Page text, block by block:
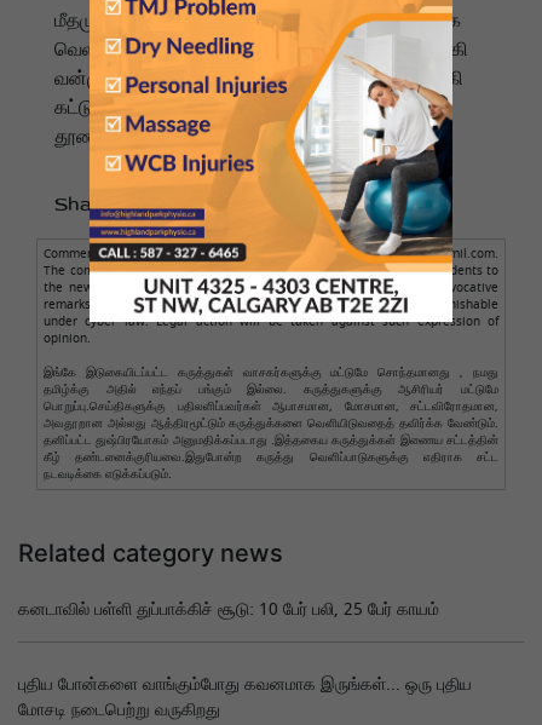
மீதமுள்ள மாணவர்களும் ஊழியர்களும் பாதுகாப்பாக
வெளியேற்றப்பட்டனர். கனடாவில் சமீபத்தில் துப்பாக்கி
வன்முறை அதிகரித்திருப்பது கடுமையான துப்பாக்கி
கட்டுப்பாட்டுச் சட்டங்களுக்கான கோரிக்கைகளைத்
தூண்டியுள்ளது.
Share to :
Comments posted here are from readers only, not from NamathuTamil.com.
The comment author is solely responsible for the comments. Respondents to
the news should avoid making obscene, illegal, defamatory, or provocative
remarks. Personal abuse is not allowed. Such comments are punishable
under cyber law. Legal action will be taken against such expression of
opinion.
இங்கே இடுகையிடப்பட்ட கருத்துகள் வாசகர்களுக்கு மட்டுமே சொந்தமானது , நமது
தமிழ்க்கு அதில் எந்தப் பங்கும் இல்லை. கருத்துகளுக்கு ஆசிரியர் மட்டுமே
பொறுப்பு.செய்திகளுக்கு பதிலளிப்பவர்கள் ஆபாசமான, மோசமான, சட்டவிரோதமான,
அவதூறான அல்லது ஆத்திரமூட்டும் கருத்துக்களை வெளியிடுவதைத் தவிர்க்க வேண்டும்.
தனிப்பட்ட துஷ்பிரயோகம் அனுமதிக்கப்படாது .இத்தகைய கருத்துக்கள் இணைய சட்டத்தின்
கீழ் தண்டனைக்குரியவை.இதுபோன்ற கருத்து வெளிப்பாடுகளுக்கு எதிராக சட்ட
நடவடிக்கை எடுக்கப்படும்.
Related category news
கனடாவில் பள்ளி துப்பாக்கிச் சூடு: 10 பேர் பலி, 25 பேர் காயம்
புதிய போன்களை வாங்கும்போது கவனமாக இருங்கள்... ஒரு புதிய
மோசடி நடைபெற்று வருகிறது